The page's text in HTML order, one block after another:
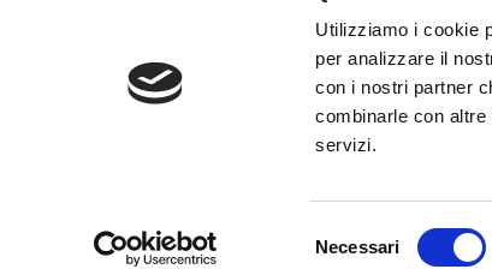
Utilizziamo i cookie
per analizzare il
con i nostri partner
combinarle con
servizi.
Necessari